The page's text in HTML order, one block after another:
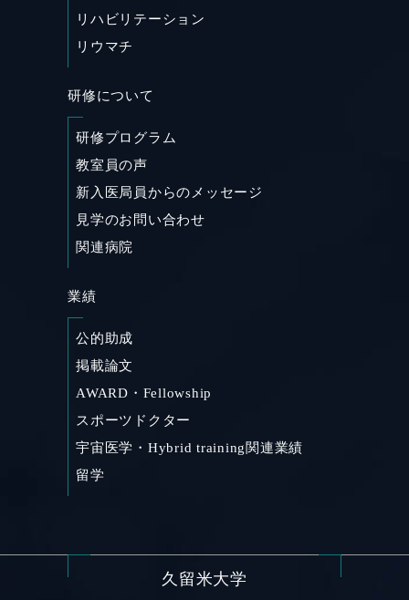
リハビリテーション
リウマチ
研修について
研修プログラム
教室員の声
新入医局員からのメッセージ
見学のお問い合わせ
関連病院
業績
公的助成
掲載論文
AWARD・Fellowship
スポーツドクター
宇宙医学・Hybrid training関連業績
留学
久留米大学